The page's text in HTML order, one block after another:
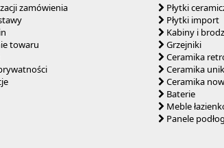
zamówienia
towaru
Płytki
Płytki import
Kabiny i
Grzejniki
Ceramika
Ceramika
Ceramika
Baterie
Meble
Panele